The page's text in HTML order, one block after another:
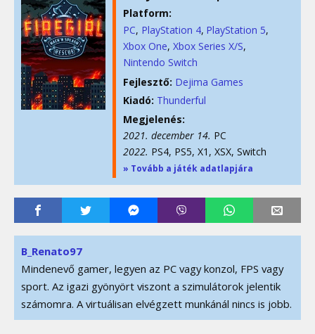
Platform:
PC PlayStation 4 PlayStation 5
Xbox One Xbox Series X/S
Nintendo Switch
Fejlesztő: Dejima Games
Kiadó: Thunderful
Megjelenés:
2021. december 14. PC
2022. PS4, PS5, X1, XSX, Switch
» Tovább a játék adatlapjára
B_Renato97
Mindenevő gamer, legyen az PC vagy konzol, FPS vagy
sport. Az igazi gyönyört viszont a szimulátorok jelentik
számomra. A virtuálisan elvégzett munkánál nincs is jobb.